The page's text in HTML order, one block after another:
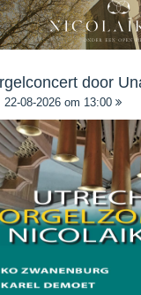
door
22-08-2026 om 13:00